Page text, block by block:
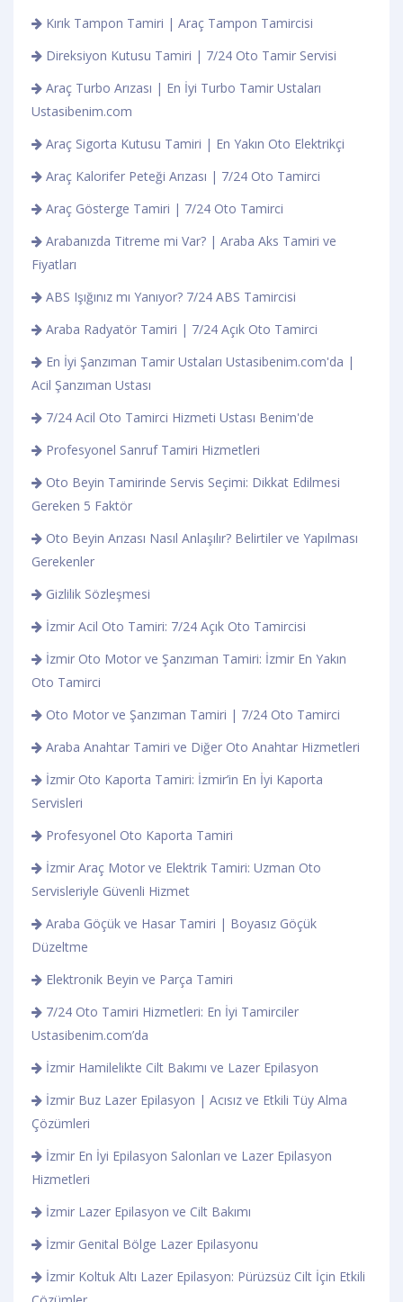
Kırık Tampon Tamiri | Araç Tampon Tamircisi
Direksiyon Kutusu Tamiri | 7/24 Oto Tamir Servisi
Araç Turbo Arızası | En İyi Turbo Tamir Ustaları
Ustasibenim.com
Araç Sigorta Kutusu Tamiri | En Yakın Oto Elektrikçi
Araç Kalorifer Peteği Arızası | 7/24 Oto Tamirci
Araç Gösterge Tamiri | 7/24 Oto Tamirci
Arabanızda Titreme mi Var? | Araba Aks Tamiri ve
Fiyatları
ABS Işığınız mı Yanıyor? 7/24 ABS Tamircisi
Araba Radyatör Tamiri | 7/24 Açık Oto Tamirci
En İyi Şanzıman Tamir Ustaları Ustasibenim.com'da |
Acil Şanzıman Ustası
7/24 Acil Oto Tamirci Hizmeti Ustası Benim'de
Profesyonel Sanruf Tamiri Hizmetleri
Oto Beyin Tamirinde Servis Seçimi: Dikkat Edilmesi
Gereken 5 Faktör
Oto Beyin Arızası Nasıl Anlaşılır? Belirtiler ve Yapılması
Gerekenler
Gizlilik Sözleşmesi
İzmir Acil Oto Tamiri: 7/24 Açık Oto Tamircisi
İzmir Oto Motor ve Şanzıman Tamiri: İzmir En Yakın
Oto Tamirci
Oto Motor ve Şanzıman Tamiri | 7/24 Oto Tamirci
Araba Anahtar Tamiri ve Diğer Oto Anahtar Hizmetleri
İzmir Oto Kaporta Tamiri: İzmir’in En İyi Kaporta
Servisleri
Profesyonel Oto Kaporta Tamiri
İzmir Araç Motor ve Elektrik Tamiri: Uzman Oto
Servisleriyle Güvenli Hizmet
Araba Göçük ve Hasar Tamiri | Boyasız Göçük
Düzeltme
Elektronik Beyin ve Parça Tamiri
7/24 Oto Tamiri Hizmetleri: En İyi Tamirciler
Ustasibenim.com’da
İzmir Hamilelikte Cilt Bakımı ve Lazer Epilasyon
İzmir Buz Lazer Epilasyon | Acısız ve Etkili Tüy Alma
Çözümleri
İzmir En İyi Epilasyon Salonları ve Lazer Epilasyon
Hizmetleri
İzmir Lazer Epilasyon ve Cilt Bakımı
İzmir Genital Bölge Lazer Epilasyonu
İzmir Koltuk Altı Lazer Epilasyon: Pürüzsüz Cilt İçin Etkili